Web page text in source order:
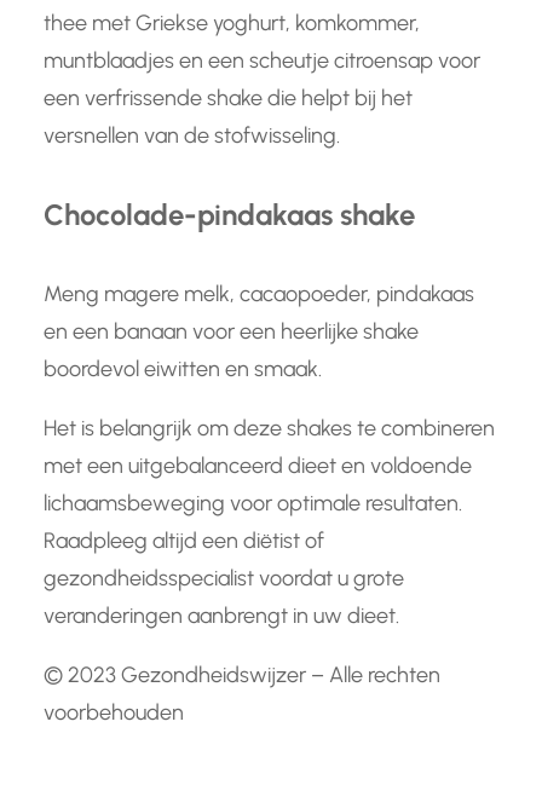
thee met Griekse yoghurt, komkommer,
muntblaadjes en een scheutje citroensap voor
een verfrissende shake die helpt bij het
versnellen van de stofwisseling.
Chocolade-pindakaas shake
Meng magere melk, cacaopoeder, pindakaas
en een banaan voor een heerlijke shake
boordevol eiwitten en smaak.
Het is belangrijk om deze shakes te combineren
met een uitgebalanceerd dieet en voldoende
lichaamsbeweging voor optimale resultaten.
Raadpleeg altijd een diëtist of
gezondheidsspecialist voordat u grote
veranderingen aanbrengt in uw dieet.
© 2023 Gezondheidswijzer – Alle rechten
voorbehouden